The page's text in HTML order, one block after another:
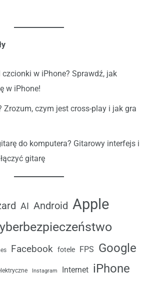
w iPhone? Sprawdź, jak
w iPhone!
Zrozum, czym jest cross-play i jak gra
do komputera? Gitarowy interfejs i
gitarę
AI Android Apple
Facebook fotele FPS Google
Instagram Internet iPhone